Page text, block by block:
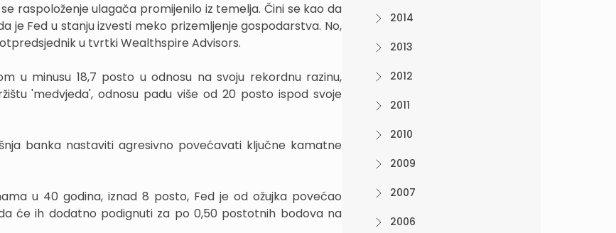
raspoloženje ulagača promijenilo iz temelja. Čini se kao da
je Fed u stanju izvesti meko prizemljenje gospodarstva. No,
u tvrtki Wealthspire Advisors.
u minusu 18,7 posto u odnosu na svoju rekordnu razinu,
'medvjeda', odnosu padu više od 20 posto ispod svoje
banka nastaviti agresivno povećavati ključne kamatne
u 40 godina, iznad 8 posto, Fed je od ožujka povećao
će ih dodatno podignuti za po 0,50 postotnih bodova na
2014
2013
2012
2011
2010
2009
2007
2006